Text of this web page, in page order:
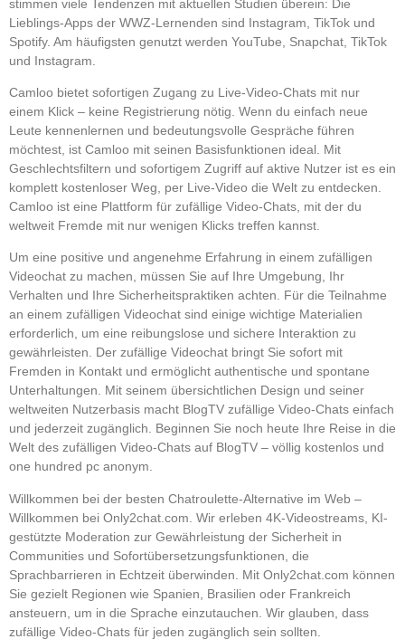
stimmen viele Tendenzen mit aktuellen Studien überein: Die
Lieblings-Apps der WWZ-Lernenden sind Instagram, TikTok und
Spotify. Am häufigsten genutzt werden YouTube, Snapchat, TikTok
und Instagram.
Camloo bietet sofortigen Zugang zu Live-Video-Chats mit nur
einem Klick – keine Registrierung nötig. Wenn du einfach neue
Leute kennenlernen und bedeutungsvolle Gespräche führen
möchtest, ist Camloo mit seinen Basisfunktionen ideal. Mit
Geschlechtsfiltern und sofortigem Zugriff auf aktive Nutzer ist es ein
komplett kostenloser Weg, per Live-Video die Welt zu entdecken.
Camloo ist eine Plattform für zufällige Video-Chats, mit der du
weltweit Fremde mit nur wenigen Klicks treffen kannst.
Um eine positive und angenehme Erfahrung in einem zufälligen
Videochat zu machen, müssen Sie auf Ihre Umgebung, Ihr
Verhalten und Ihre Sicherheitspraktiken achten. Für die Teilnahme
an einem zufälligen Videochat sind einige wichtige Materialien
erforderlich, um eine reibungslose und sichere Interaktion zu
gewährleisten. Der zufällige Videochat bringt Sie sofort mit
Fremden in Kontakt und ermöglicht authentische und spontane
Unterhaltungen. Mit seinem übersichtlichen Design und seiner
weltweiten Nutzerbasis macht BlogTV zufällige Video-Chats einfach
und jederzeit zugänglich. Beginnen Sie noch heute Ihre Reise in die
Welt des zufälligen Video-Chats auf BlogTV – völlig kostenlos und
one hundred pc anonym.
Willkommen bei der besten Chatroulette-Alternative im Web –
Willkommen bei Only2chat.com. Wir erleben 4K-Videostreams, KI-
gestützte Moderation zur Gewährleistung der Sicherheit in
Communities und Sofortübersetzungsfunktionen, die
Sprachbarrieren in Echtzeit überwinden. Mit Only2chat.com können
Sie gezielt Regionen wie Spanien, Brasilien oder Frankreich
ansteuern, um in die Sprache einzutauchen. Wir glauben, dass
zufällige Video-Chats für jeden zugänglich sein sollten.